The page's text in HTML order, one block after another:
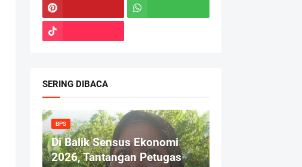
SERING DIBACA
BPS
Di Balik Sensus Ekonomi
2026, Tantangan Petugas